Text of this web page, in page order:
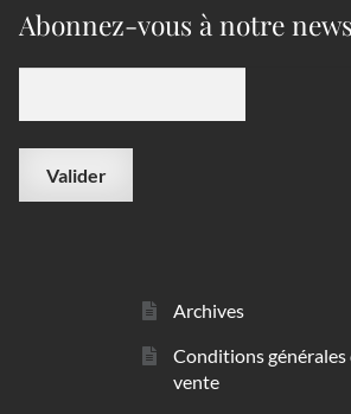
Abonnez-vous à notre
Archives
Conditions générales
vente